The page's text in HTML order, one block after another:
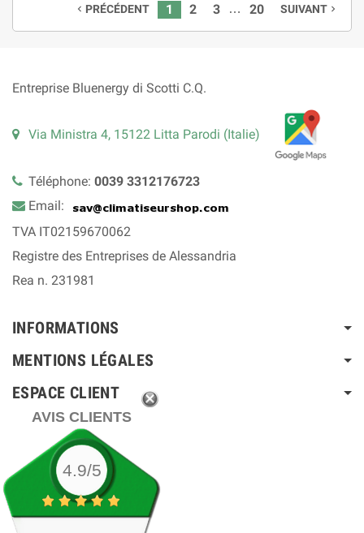
navigate_before PRÉCÉDENT 1 2 3 … 20 SUIVANT navigate_next
Entreprise Bluenergy di Scotti C.Q.
Via Ministra 4, 15122 Litta Parodi (Italie)
Téléphone: 0039 3312176723
Email:
TVA IT02159670062
Registre des Entreprises de Alessandria
Rea n. 231981
INFORMATIONS
MENTIONS LÉGALES
ESPACE CLIENT
AVIS CLIENTS
4.9/5